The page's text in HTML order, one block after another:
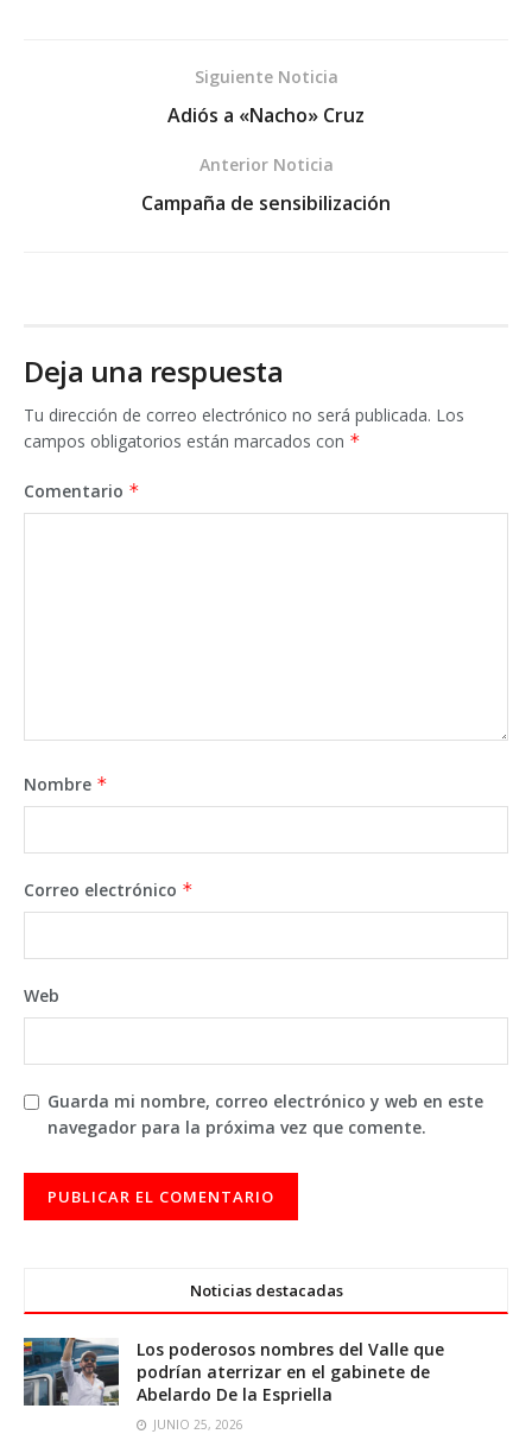
Siguiente Noticia
Adiós a «Nacho» Cruz
Anterior Noticia
Campaña de sensibilización
Deja una respuesta
Tu dirección de correo electrónico no será publicada. Los
campos obligatorios están marcados con *
Comentario *
Nombre *
Correo electrónico *
Web
Guarda mi nombre, correo electrónico y web en este
navegador para la próxima vez que comente.
Noticias destacadas
Los poderosos nombres del Valle que
podrían aterrizar en el gabinete de
Abelardo De la Espriella
JUNIO 25, 2026